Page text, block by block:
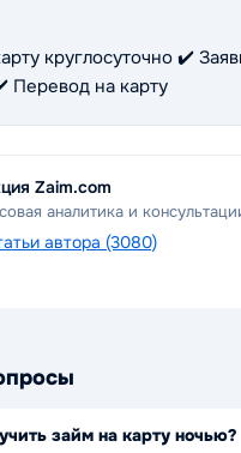
круглосуточно ✔️
Перевод на карту
Zaim.com
аналитика и
автора (3080)
займ на карту ночью?